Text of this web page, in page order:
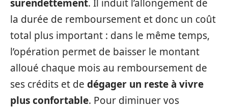
surendettement. Il induit l’allongement de
la durée de remboursement et donc un coût
total plus important : dans le même temps,
l’opération permet de baisser le montant
alloué chaque mois au remboursement de
ses crédits et de dégager un reste à vivre
plus confortable. Pour diminuer vos